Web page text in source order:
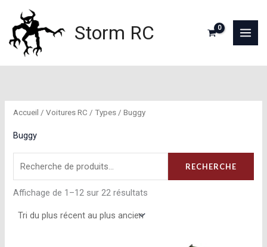
contenu
Storm RC
Accueil /Voitures RC /Types / Buggy
Buggy
RECHERCHE
Affichage de 1–12 sur 22 résultats